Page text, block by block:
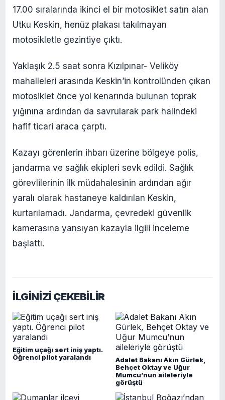
17.00 sıralarında ikinci el bir motosiklet satın alan
Utku Keskin, henüz plakası takılmayan
motosikletle gezintiye çıktı.
Yaklaşık 2.5 saat sonra Kızılpınar- Veliköy
mahalleleri arasında Keskin’in kontrolünden çıkan
motosiklet önce yol kenarında bulunan toprak
yığınına ardından da savrularak park halindeki
hafif ticari araca çarptı.
Kazayı görenlerin ihbarı üzerine bölgeye polis,
jandarma ve sağlık ekipleri sevk edildi. Sağlık
görevlilerinin ilk müdahalesinin ardından ağır
yaralı olarak hastaneye kaldırılan Keskin,
kurtarılamadı. Jandarma, çevredeki güvenlik
kamerasına yansıyan kazayla ilgili inceleme
başlattı.
İLGİNİZİ ÇEKEBİLİR
Eğitim uçağı sert iniş yaptı.
Öğrenci pilot yaralandı
Adalet Bakanı Akın Gürlek,
Behçet Oktay ve Uğur
Mumcu’nun aileleriyle
görüştü